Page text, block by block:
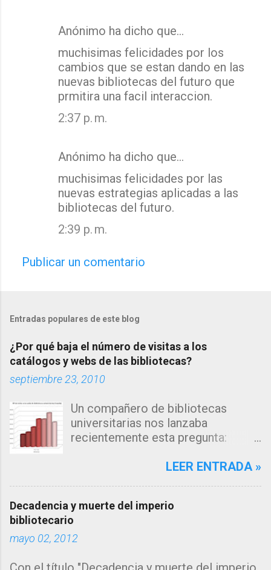
Anónimo ha dicho que…
muchisimas felicidades por los
cambios que se estan dando en las
nuevas bibliotecas del futuro que
prmitira una facil interaccion.
2:37 p. m.
Anónimo ha dicho que…
muchisimas felicidades por las
nuevas estrategias aplicadas a las
bibliotecas del futuro.
2:39 p. m.
Publicar un comentario
Entradas populares de este blog
¿Por qué baja el número de visitas a los
catálogos y webs de las bibliotecas?
septiembre 23, 2010
Un compañero de bibliotecas
universitarias nos lanzaba
recientemente esta pregunta:
en el número de consultas, tanto a
últimos años... me inclino a pensar
que la explicación estará en los
algoritmos de búsqueda de los
LEER ENTRADA »
Decadencia y muerte del imperio
bibliotecario
mayo 02, 2012